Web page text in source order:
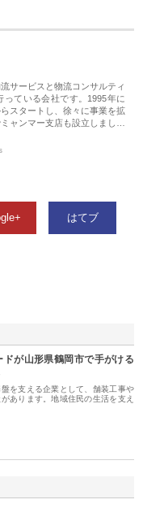
サービスと物流コンサルティ
っている会社です。1995年に
スタートし、徐々に事業を拡
ャンマー支店も設立しまし…
はてブ
が山形県鶴岡市で手がける
を支える企業として、舗装工事や
あります。地域住民の生活を支え